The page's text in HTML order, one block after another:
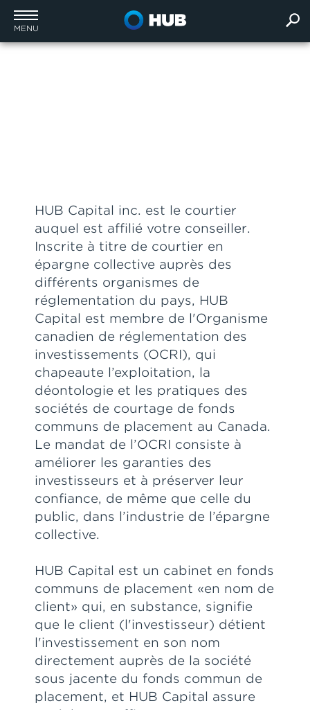
MENU
HUB Capital inc. est le courtier
auquel est affilié votre conseiller.
Inscrite à titre de courtier en
épargne collective auprès des
différents organismes de
réglementation du pays, HUB
Capital est membre de l'Organisme
canadien de réglementation des
investissements (OCRI), qui
chapeaute l’exploitation, la
déontologie et les pratiques des
sociétés de courtage de fonds
communs de placement au Canada.
Le mandat de l’OCRI consiste à
améliorer les garanties des
investisseurs et à préserver leur
confiance, de même que celle du
public, dans l’industrie de l’épargne
collective.
HUB Capital est un cabinet en fonds
communs de placement «en nom de
client» qui, en substance, signifie
que le client (l'investisseur) détient
l'investissement en son nom
directement auprès de la société
sous jacente du fonds commun de
placement, et HUB Capital assure